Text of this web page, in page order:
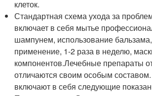
клеток.
Стандартная схема ухода за
включает в себя мытье
шампунем, использование
применение, 1-2 раза в неделю,
компонентов.Лечебные препараты
отличаются своим особым
включают в себя следующие